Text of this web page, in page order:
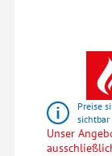
Preise
sichtbar
Unser